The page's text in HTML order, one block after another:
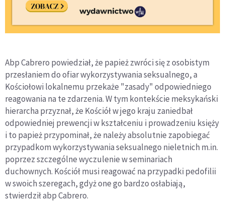
Abp Cabrero powiedział, że papież zwróci się z osobistym
przesłaniem do ofiar wykorzystywania seksualnego, a
Kościołowi lokalnemu przekaże "zasady" odpowiedniego
reagowania na te zdarzenia. W tym kontekście meksykański
hierarcha przyznał, że Kościół w jego kraju zaniedbał
odpowiedniej prewencji w kształceniu i prowadzeniu księży
i to papież przypominał, że należy absolutnie zapobiegać
przypadkom wykorzystywania seksualnego nieletnich m.in.
poprzez szczególne wyczulenie w seminariach
duchownych. Kościół musi reagować na przypadki pedofilii
w swoich szeregach, gdyż one go bardzo osłabiają,
stwierdził abp Cabrero.